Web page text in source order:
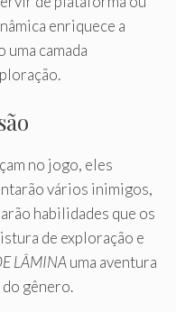
enriquece a
camada
no jogo, eles
vários inimigos,
habilidades que os
de exploração e
LÂMINAuma aventura
gênero.